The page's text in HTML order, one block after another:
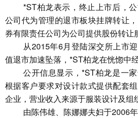
*ST柏龙表示，终止上市后，
公司代为管理的退市板块挂牌转让
券有限责任公司为公司提供股份转让
从2015年6月登陆深交所上市
值退市加速坠落，*ST柏龙在恍惚中
公开信息显示，*ST柏龙是一
根据客户要求对设计款式提供配套
企业，营业收入来源于服装设计及组
由陈伟雄、陈娜娜夫妇于2006